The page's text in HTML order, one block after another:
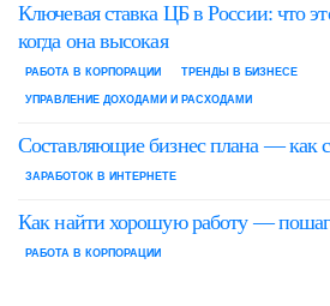
Ключевая ставка ЦБ в России: что
когда она высокая
РАБОТА В КОРПОРАЦИИ ТРЕНДЫ В БИЗНЕСЕ
УПРАВЛЕНИЕ ДОХОДАМИ И РАСХОДАМИ
Составляющие бизнес плана — как
ЗАРАБОТОК В ИНТЕРНЕТЕ
Как найти хорошую работу —
РАБОТА В КОРПОРАЦИИ